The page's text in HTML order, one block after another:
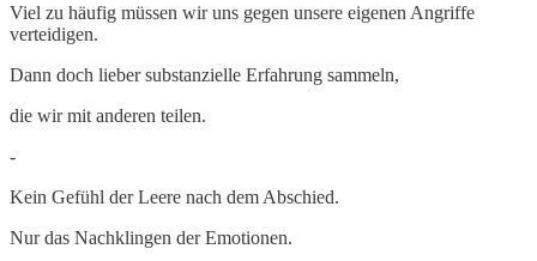
Viel zu häufig müssen wir uns gegen unsere eigenen Angriffe
verteidigen.
Dann doch lieber substanzielle Erfahrung sammeln,
die wir mit anderen teilen.
-
Kein Gefühl der Leere nach dem Abschied.
Nur das Nachklingen der Emotionen.